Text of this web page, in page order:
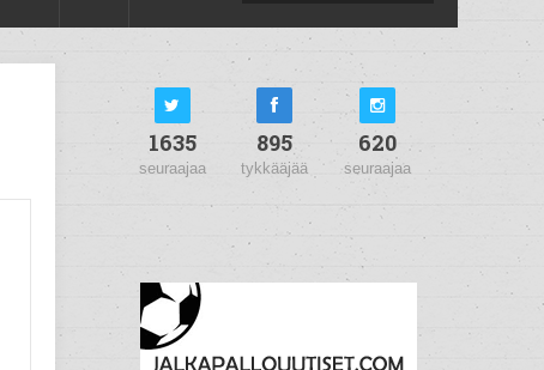
1635
seuraajaa
895
tykkääjää
620
seuraajaa